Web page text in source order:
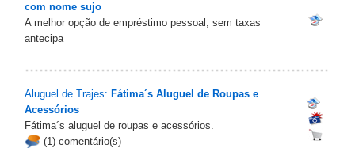
com nome sujo
A melhor opção de empréstimo pessoal, sem taxas
antecipa
Aluguel de Trajes: Fátima´s Aluguel de Roupas e
Acessórios
Fátima´s aluguel de roupas e acessórios.
(1) comentário(s)